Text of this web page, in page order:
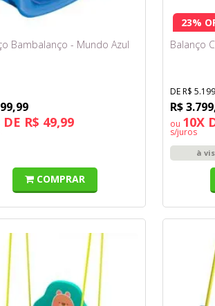
Bambalanço - Mundo Azul
DE R$ 49,99
COMPRAR
23%
Balanço
DE R$
R$
ou 10X
s/juros
à